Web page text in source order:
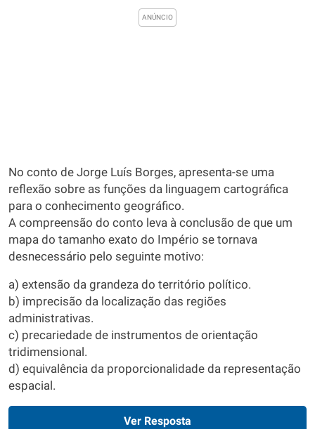
No conto de Jorge Luís Borges, apresenta-se uma
reflexão sobre as funções da linguagem cartográfica
para o conhecimento geográfico.
A compreensão do conto leva à conclusão de que um
mapa do tamanho exato do Império se tornava
desnecessário pelo seguinte motivo:
a) extensão da grandeza do território político.
b) imprecisão da localização das regiões
administrativas.
c) precariedade de instrumentos de orientação
tridimensional.
d) equivalência da proporcionalidade da representação
espacial.
Ver Resposta